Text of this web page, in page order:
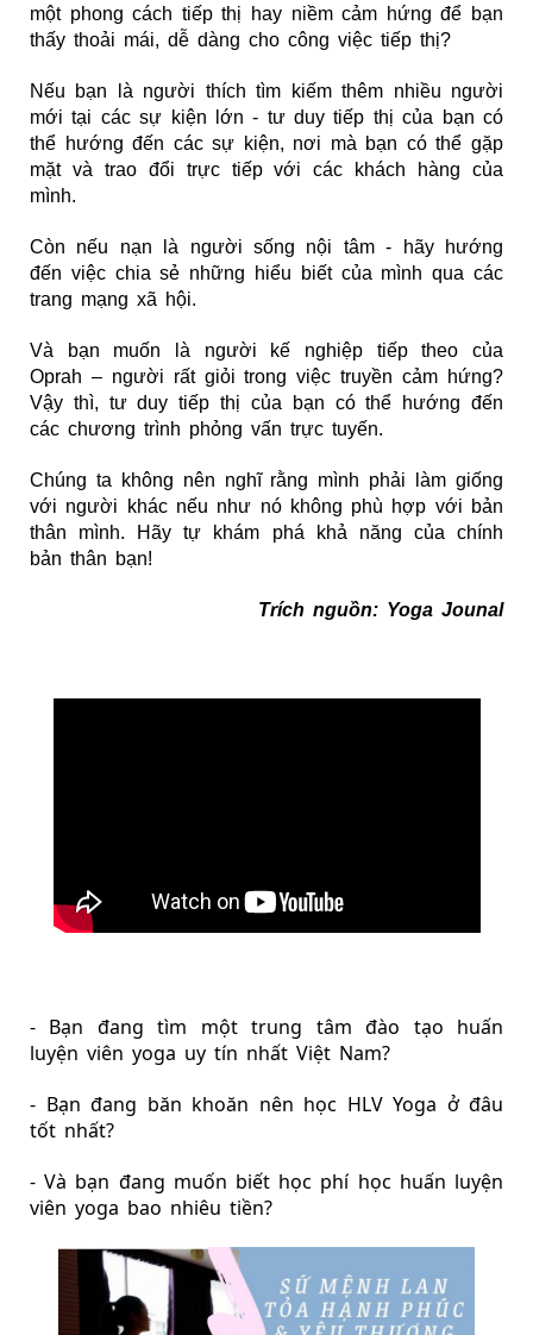
một phong cách tiếp thị hay niềm cảm hứng để bạn
thấy thoải mái, dễ dàng cho công việc tiếp thị?
Nếu bạn là người thích tìm kiếm thêm nhiều người
mới tại các sự kiện lớn - tư duy tiếp thị của bạn có
thể hướng đến các sự kiện, nơi mà bạn có thể gặp
mặt và trao đổi trực tiếp với các khách hàng của
mình.
Còn nếu nạn là người sống nội tâm - hãy hướng
đến việc chia sẻ những hiểu biết của mình qua các
trang mạng xã hội.
Và bạn muốn là người kế nghiệp tiếp theo của
Oprah – người rất giỏi trong việc truyền cảm hứng?
Vậy thì, tư duy tiếp thị của bạn có thể hướng đến
các chương trình phỏng vấn trực tuyến.
Chúng ta không nên nghĩ rằng mình phải làm giống
với người khác nếu như nó không phù hợp với bản
thân mình. Hãy tự khám phá khả năng của chính
bản thân bạn!
Trích nguồn: Yoga Jounal
- Bạn đang tìm một trung tâm đào tạo huấn
luyện viên yoga uy tín nhất Việt Nam?
- Bạn đang băn khoăn nên học HLV Yoga ở đâu
tốt nhất?
- Và bạn đang muốn biết học phí học huấn luyện
viên yoga bao nhiêu tiền?